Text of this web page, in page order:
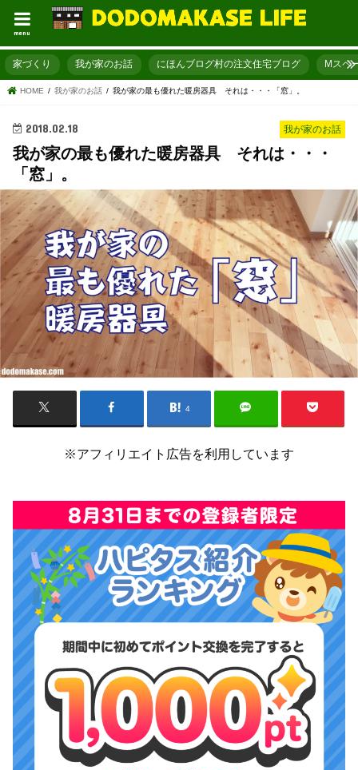
menu
家づくり 我が家のお話 にほんブログ村の注文住宅ブログ Mスペ
HOME 我が家のお話 我が家の最も優れた暖房器具 それは・・・「窓」。
我が家のお話
2018.02.18
我が家の最も優れた暖房器具 それは・・・
「窓」。
4
※アフィリエイト広告を利用しています